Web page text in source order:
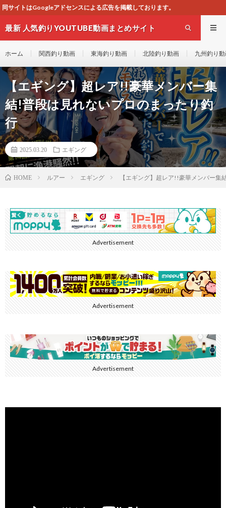
スによる広告を掲載しております。
最新 人気釣りYOUTUBE動画まとめサイト
ホーム 関西釣り動画 東海釣り動画 北陸釣り動画 九州釣り
【エギング】超レア!!豪華メンバー集
結!普段は見れないプロのまったり釣
行
2025.03.20 エギング
HOME ルアー エギング 【エギング】超レア!!豪華メンバー
Advertisement
Advertisement
Advertisement